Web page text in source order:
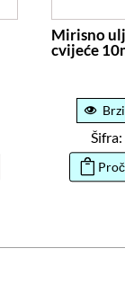
Mirisno
cvijeće